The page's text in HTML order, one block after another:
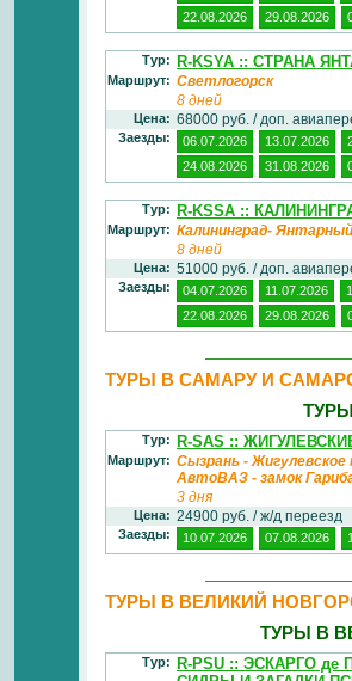
22.08.2026
29.08.2026
Тур: R-KSYA :: СТРАНА
Маршрут: Светлогорск
8 дней
Цена: 68000 руб. / доп.
Заезды: 06.07.2026 13.07.2026
24.08.2026
31.08.2026
Тур: R-KSSA ::
Маршрут: Калининград-
8 дней
Цена: 51000 руб. / доп.
Заезды: 04.07.2026 11.07.2026
22.08.2026
29.08.2026
ТУРЫ В САМАРУ И
Тур: R-SAS ::
Маршрут: Сызрань -
АвтоВАЗ - замок
3 дня
Цена: 24900 руб. / ж/д переезд
Заезды: 10.07.2026 07.08.2026
ТУРЫ В ВЕЛИКИЙ
ТУРЫ В
Тур: R-PSU :: ЭСКАРГО